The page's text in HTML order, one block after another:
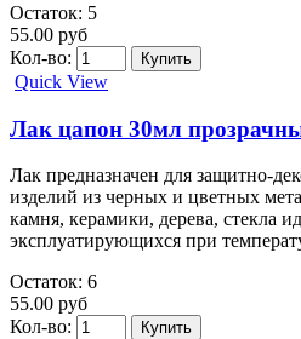
Остаток: 5
55.00 руб
Кол-во:
Quick View
Лак цапон 30мл
Лак предназначен для защитно-
изделий из черных и цветных
камня, керамики, дерева, стекла
эксплуатирующихся при
Остаток: 6
55.00 руб
Кол-во: